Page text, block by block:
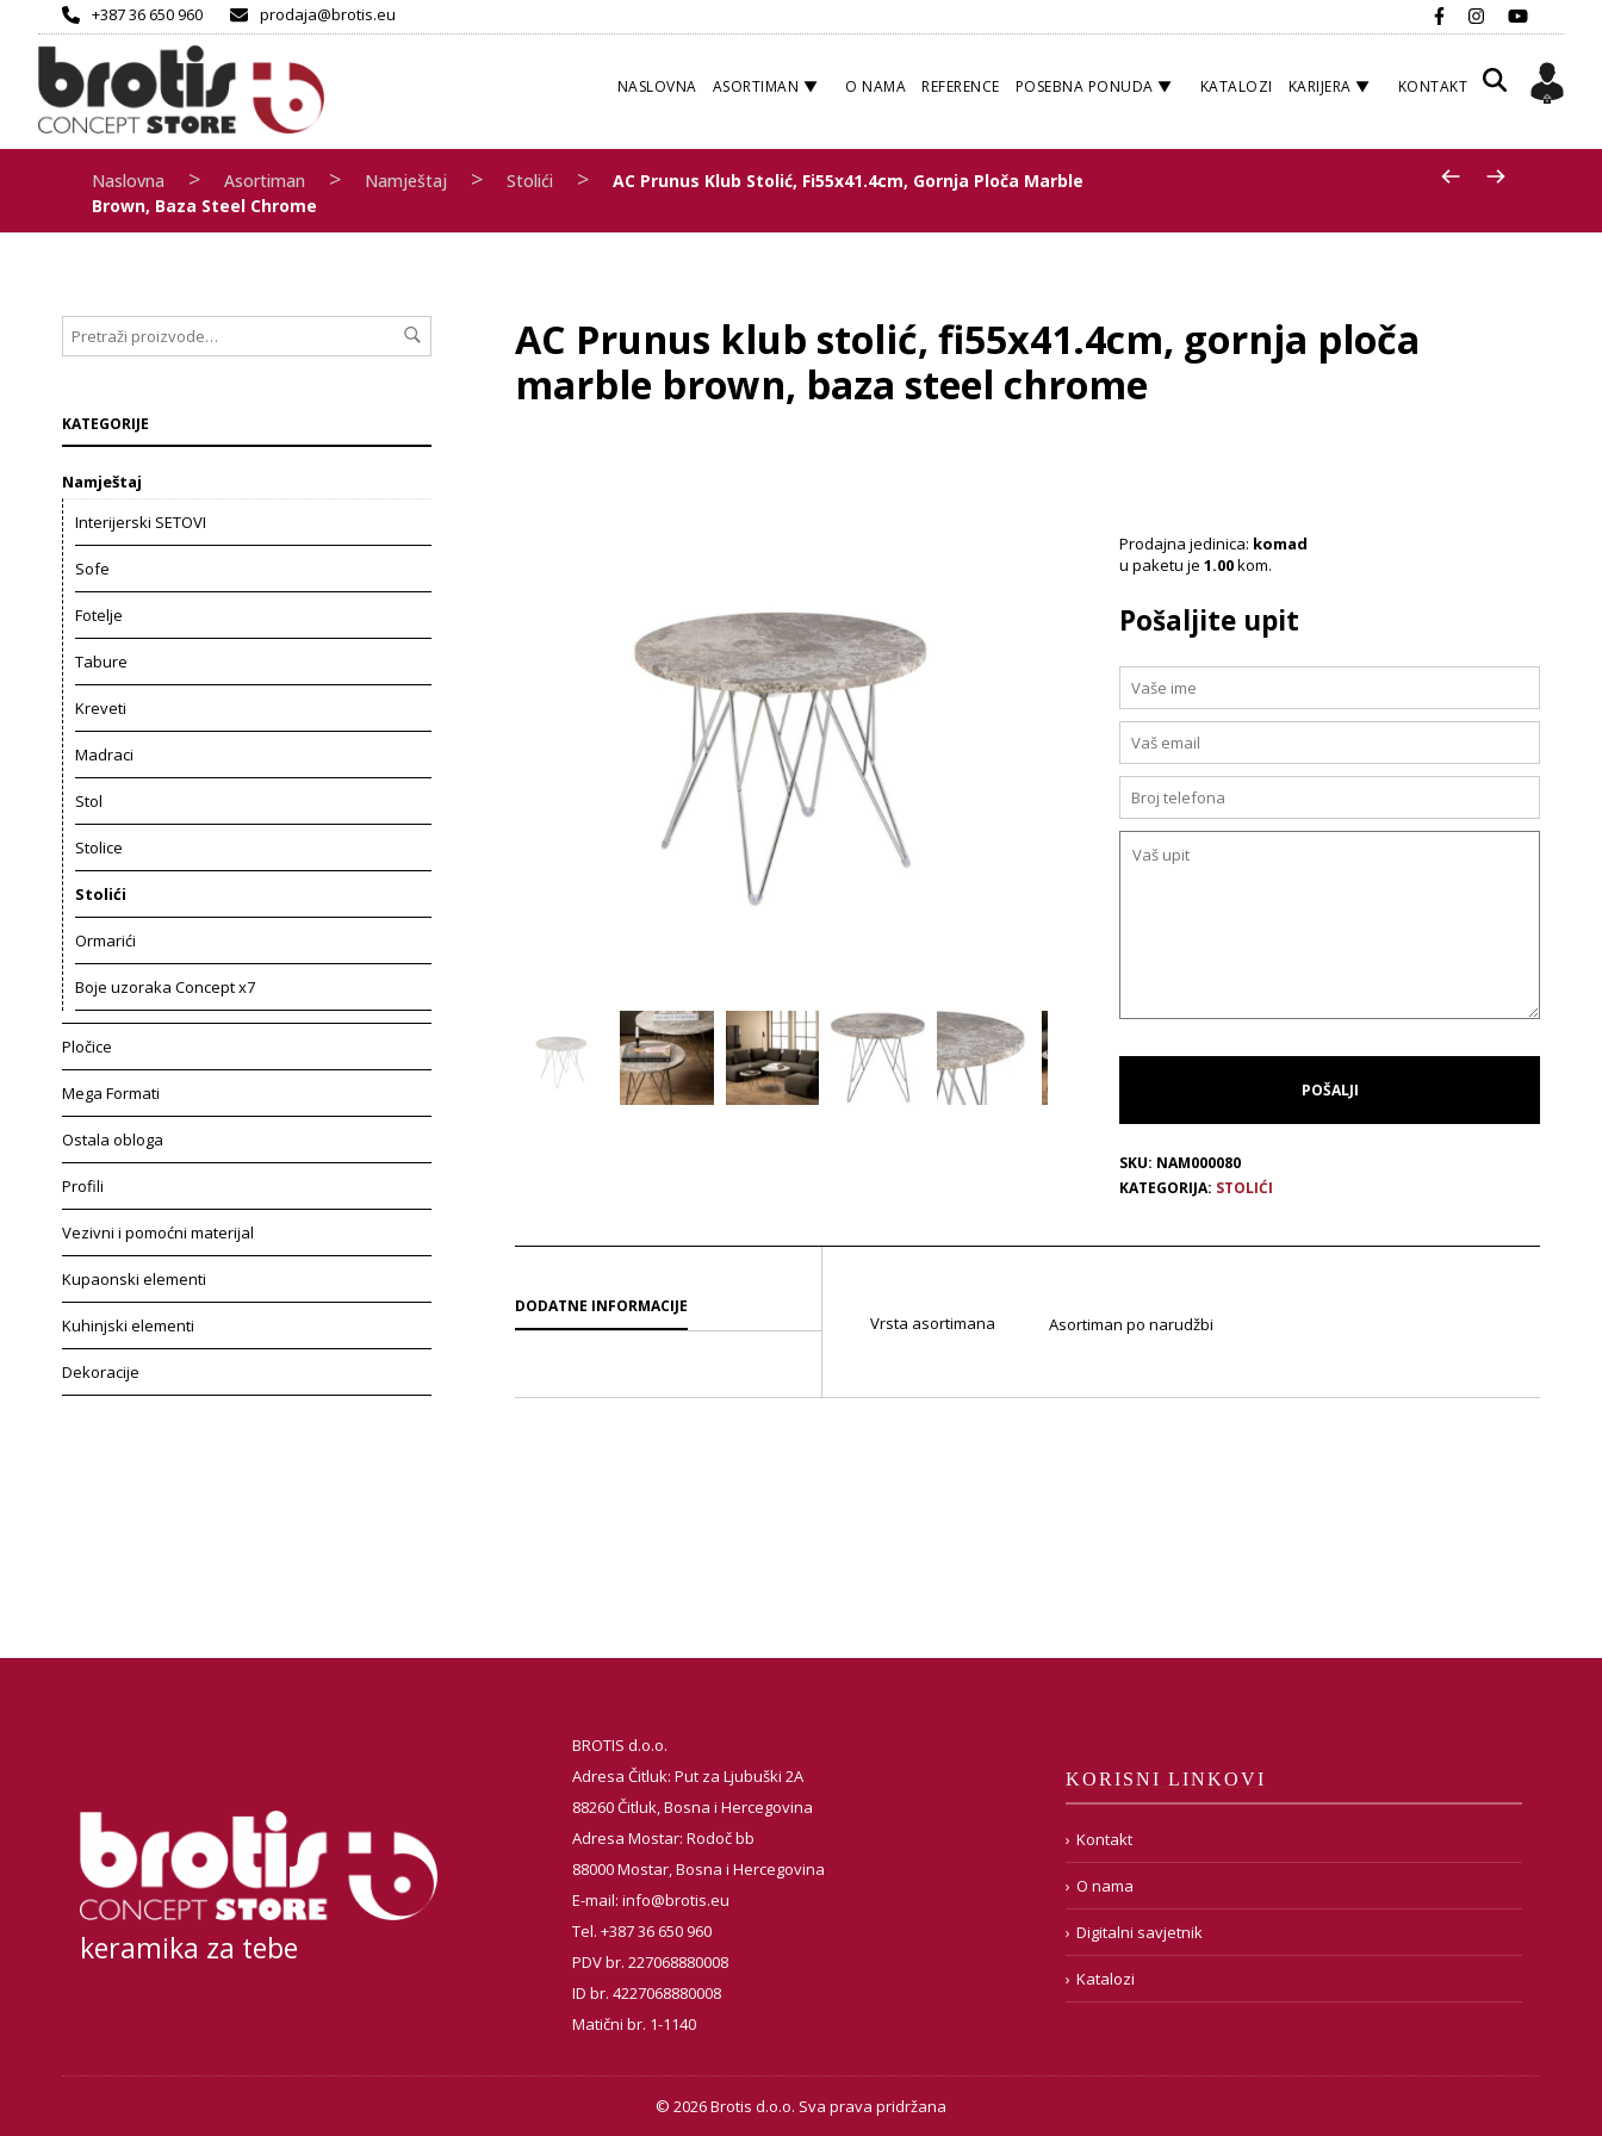
+387 36 650 960 prodaja@brotis.eu
NASLOVNA ASORTIMAN O NAMA REFERENCE POSEBNA PONUDA KATALOZI KARIJERA KONTAKT
Naslovna > Asortiman > Namještaj > Stolići >
AC Prunus Klub Stolić, Fi55x41.4cm, Gornja Ploča Marble
Brown, Baza Steel Chrome
AC Prunus klub stolić, fi55x41.4cm, gornja ploča
marble brown, baza steel chrome
Prodajna jedinica: komad
u paketu je1.00kom.
Pošaljite upit
SKU: NAM000080
KATEGORIJA: STOLIĆI
DODATNE INFORMACIJE
Vrsta asortimana Asortiman po narudžbi
KATEGORIJE
Namještaj
Interijerski SETOVI
Sofe
Fotelje
Tabure
Kreveti
Madraci
Stol
Stolice
Stolići
Ormarići
Boje uzoraka Concept x7
Pločice
Mega Formati
Ostala obloga
Profili
Vezivni i pomoćni materijal
Kupaonski elementi
Kuhinjski elementi
Dekoracije
keramika za tebe
BROTIS d.o.o.
Adresa Čitluk: Put za Ljubuški 2A
88260 Čitluk, Bosna i Hercegovina
Adresa Mostar: Rodoč bb
88000 Mostar, Bosna i Hercegovina
E-mail:info@brotis.eu
Tel. +387 36 650 960
PDV br. 227068880008
ID br. 4227068880008
Matični br. 1-1140
KORISNI LINKOVI
Kontakt
O nama
Digitalni savjetnik
Katalozi
© 2026 Brotis d.o.o. Sva prava pridržana